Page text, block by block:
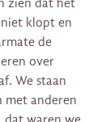
zien dat het
niet klopt en
de
over
We staan
met anderen